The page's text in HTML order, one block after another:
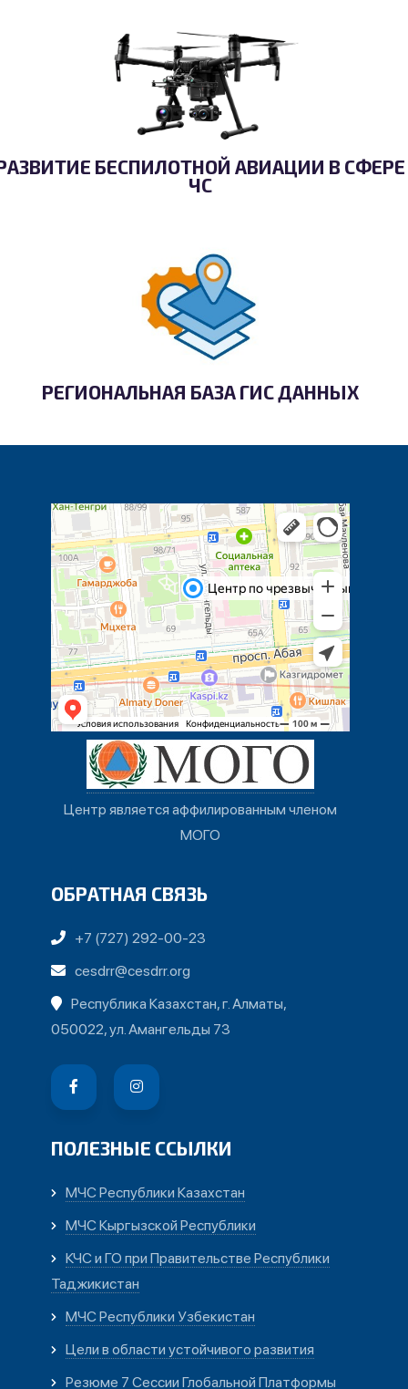
БЕСПИЛОТНОЙ АВИАЦИИ В СФЕРЕ
ЧС
РЕГИОНАЛЬНАЯ БАЗА ГИС ДАННЫХ
Центр является аффилированным членом
МОГО
ОБРАТНАЯ СВЯЗЬ
+7 (727) 292-00-23
cesdrr@cesdrr.org
Республика Казахстан, г. Алматы,
050022, ул. Амангельды 73
ПОЛЕЗНЫЕ ССЫЛКИ
МЧС Республики Казахстан
МЧС Кыргызской Республики
КЧС и ГО при Правительстве Республики
Таджикистан
МЧС Республики Узбекистан
Цели в области устойчивого развития
Резюме 7 Сессии Глобальной Платформы